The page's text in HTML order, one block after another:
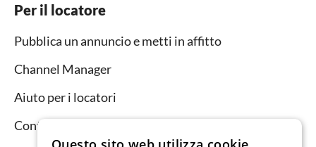
Per il locatore
Pubblica un annuncio e metti in affitto
Channel Manager
Aiuto per i locatori
Contatto